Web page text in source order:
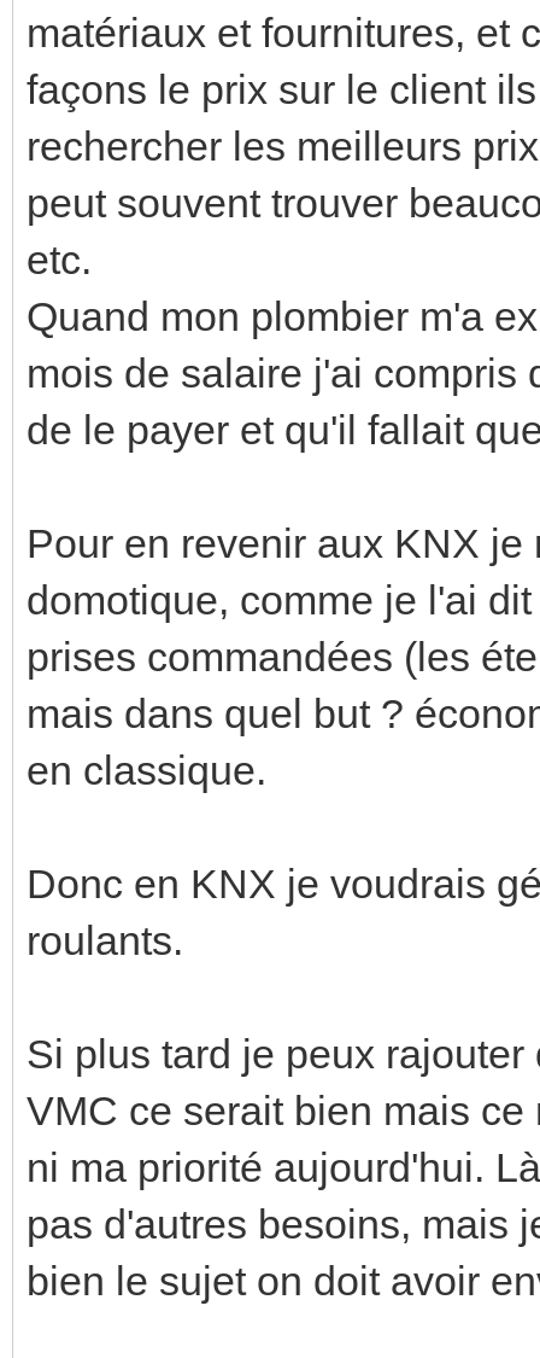
matériaux et fournitures, et
façons le prix sur le client
rechercher les meilleurs
peut souvent trouver
etc.
Quand mon plombier m'a
mois de salaire j'ai compris
de le payer et qu'il fallait
Pour en revenir aux KNX
domotique, comme je l'ai
prises commandées (les
mais dans quel but ?
en classique.
Donc en KNX je voudrais
roulants.
Si plus tard je peux
VMC ce serait bien mais
ni ma priorité aujourd'hui.
pas d'autres besoins, mais
bien le sujet on doit avoir